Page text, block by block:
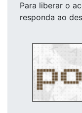
Para liberar o
responda ao